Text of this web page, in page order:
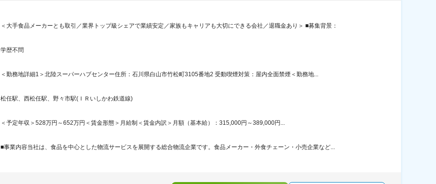
＜大手食品メーカーとも取引／業界トップ級シェアで業績安定／家族もキャリアも大切にできる会社／退職金あり＞ ■募集背景：
学歴不問
＜勤務地詳細1＞北陸スーパーハブセンター住所：石川県白山市竹松町3105番地2 受動喫煙対策：屋内全面禁煙＜勤務地...
松任駅、西松任駅、野々市駅(ＩＲいしかわ鉄道線)
＜予定年収＞528万円～652万円＜賃金形態＞月給制＜賃金内訳＞月額（基本給）：315,000円～389,000円...
■事業内容当社は、食品を中心とした物流サービスを展開する総合物流企業です。食品メーカー・外食チェーン・小売企業など...